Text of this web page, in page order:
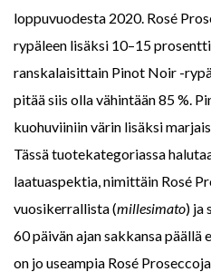
loppuvuodesta 2020. Rosé
rypäleen lisäksi 10–15
ranskalaisittain Pinot Noir -
pitää siis olla vähintään 85 %.
kuohuviiniin värin lisäksi
Tässä tuotekategoriassa
laatuaspektia, nimittäin Rosé
vuosikerrallista (millesimato) ja
60 päivän ajan sakkansa
on jo useampia Rosé